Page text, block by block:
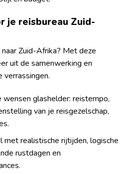
je reisbureau Zuid-
Zuid-Afrika? Met deze
uit de samenwerking en
verrassingen.
glashelder: reistempo,
van je reisgezelschap,
met realistische rijtijden, logische
rustdagen en